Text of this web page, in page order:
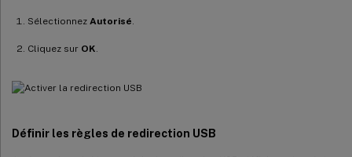
Sélectionnez Autorisé
Cliquez sur OK
Définir les règles de redirection USB